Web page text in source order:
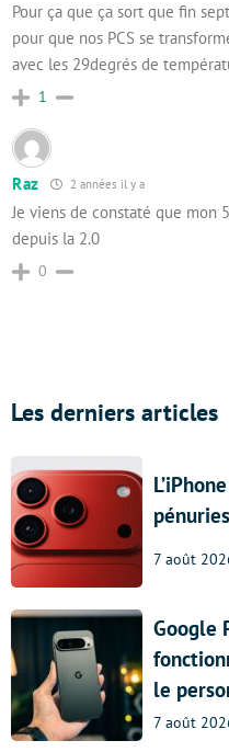
Pour ça que ça sort que fin
pour que nos PCS se
avec les 29degrés de
1
Raz 2 années il y a
Je viens de constaté que mon
depuis la 2.0
0
Les derniers articles
7 août
Google
le
7 août